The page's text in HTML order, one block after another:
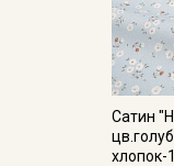
Сатин
хлопок-